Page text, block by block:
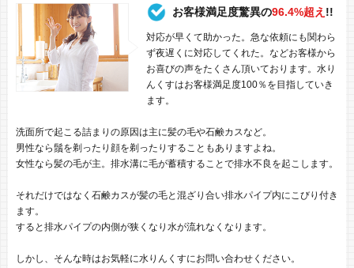
お客様満足度驚異の96.4%超え !!
対応が早くて助かった。急な依頼にも関わら
ず夜遅くに対応してくれた。などお客様から
お喜びの声をたくさん頂いております。水り
んくすはお客様満足度100％を目指していき
ます。
洗面所で起こる詰まりの原因は主に髪の毛や石鹸カスなど。
男性なら鬚を剃ったり顔を剃ったりすることもありますよね。
女性なら髪の毛が主。排水溝に毛が蓄積することで排水不良を起こします。
それだけではなく石鹸カスが髪の毛と混ざり合い排水パイプ内にこびり付き
ます。
すると排水パイプの内側が狭くなり水が流れなくなります。
しかし、そんな時はお気軽に水りんくすにお問い合わせください。